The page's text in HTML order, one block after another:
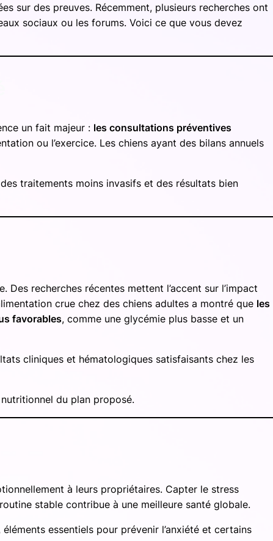
sur des preuves. Récemment, plusieurs recherches ont
sociaux ou les forums. Voici ce que vous devez
un fait majeur : les consultations préventives
ou l’exercice. Les chiens ayant des bilans annuels
traitements moins invasifs et des résultats bien
Des recherches récentes mettent l’accent sur l’impact
crue chez des chiens adultes a montré que les
favorables, comme une glycémie plus basse et un
cliniques et hématologiques satisfaisants chez les
du plan proposé.
à leurs propriétaires. Capter le stress
stable contribue à une meilleure santé globale.
essentiels pour prévenir l’anxiété et certains